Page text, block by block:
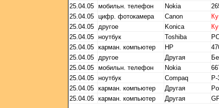
25.04.05 мобильн. телефон Nokia
25.04.05 цифр. фотокамера Canon
25.04.05 другое Konica
25.04.05 ноутбук Toshiba
25.04.05 карман. компьютер HP
25.04.05 другое Другая
25.04.05 мобильн. телефон Nokia
25.04.05 ноутбук Compaq
P-
25.04.05 карман. компьютер Другая
25.04.05 карман. компьютер Другая